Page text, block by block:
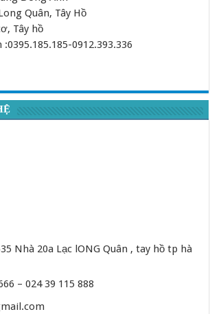
Quân, Tây Hồ
Tây hồ
0912.393.336
Nhà 20a Lạc lONG Quân , tay hồ tp hà
– 024 39 115 888